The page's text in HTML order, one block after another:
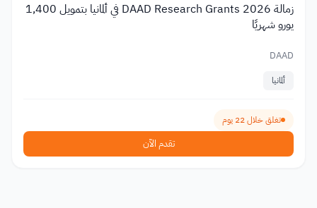
زمالة DAAD Research Grants 2026 في ألمانيا بتمويل 1,400
يورو شهريًا
DAAD
ألمانيا
تغلق خلال 22 يوم
تقدم الآن